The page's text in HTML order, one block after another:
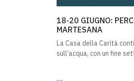
18-20 GIUGNO:
MARTESANA
La Casa della Carità
sull’acqua, con un fine